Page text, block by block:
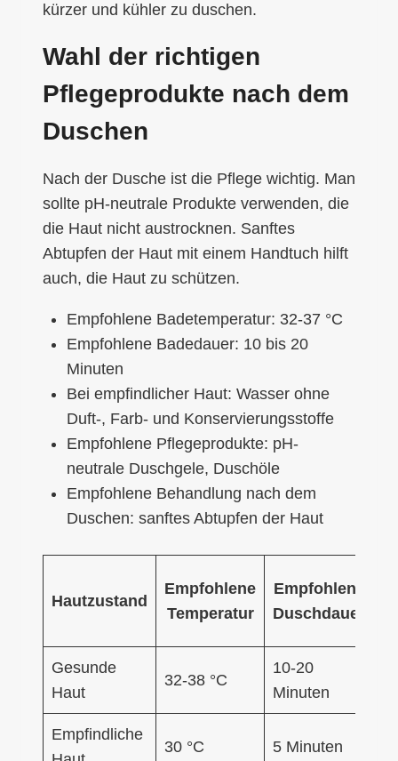
kürzer und kühler zu duschen.
Wahl der richtigen
Pflegeprodukte nach dem
Duschen
Nach der Dusche ist die Pflege wichtig. Man
sollte pH-neutrale Produkte verwenden, die
die Haut nicht austrocknen. Sanftes
Abtupfen der Haut mit einem Handtuch hilft
auch, die Haut zu schützen.
Empfohlene Badetemperatur: 32-37 °C
Empfohlene Badedauer: 10 bis 20
Minuten
Bei empfindlicher Haut: Wasser ohne
Duft-, Farb- und Konservierungsstoffe
Empfohlene Pflegeprodukte: pH-
neutrale Duschgele, Duschöle
Empfohlene Behandlung nach dem
Duschen: sanftes Abtupfen der Haut
Hautzustand
Empfohlene
Temperatur
Empfohlene
Duschdauer
Gesunde
Haut
32-38 °C
10-20
Minuten
Empfindliche
30 °C 5 Minuten